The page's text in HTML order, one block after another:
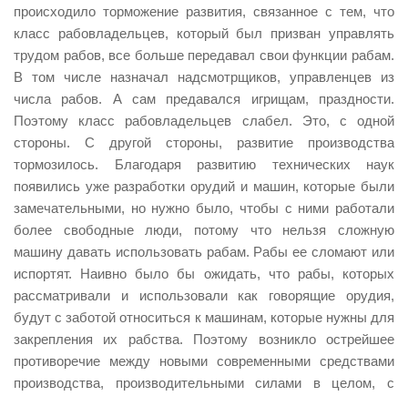
происходило торможение развития, связанное с тем, что
класс рабовладельцев, который был призван управлять
трудом рабов, все больше передавал свои функции рабам.
В том числе назначал надсмотрщиков, управленцев из
числа рабов. А сам предавался игрищам, праздности.
Поэтому класс рабовладельцев слабел. Это, с одной
стороны. С другой стороны, развитие производства
тормозилось. Благодаря развитию технических наук
появились уже разработки орудий и машин, которые были
замечательными, но нужно было, чтобы с ними работали
более свободные люди, потому что нельзя сложную
машину давать использовать рабам. Рабы ее сломают или
испортят. Наивно было бы ожидать, что рабы, которых
рассматривали и использовали как говорящие орудия,
будут с заботой относиться к машинам, которые нужны для
закрепления их рабства. Поэтому возникло острейшее
противоречие между новыми современными средствами
производства, производительными силами в целом, с